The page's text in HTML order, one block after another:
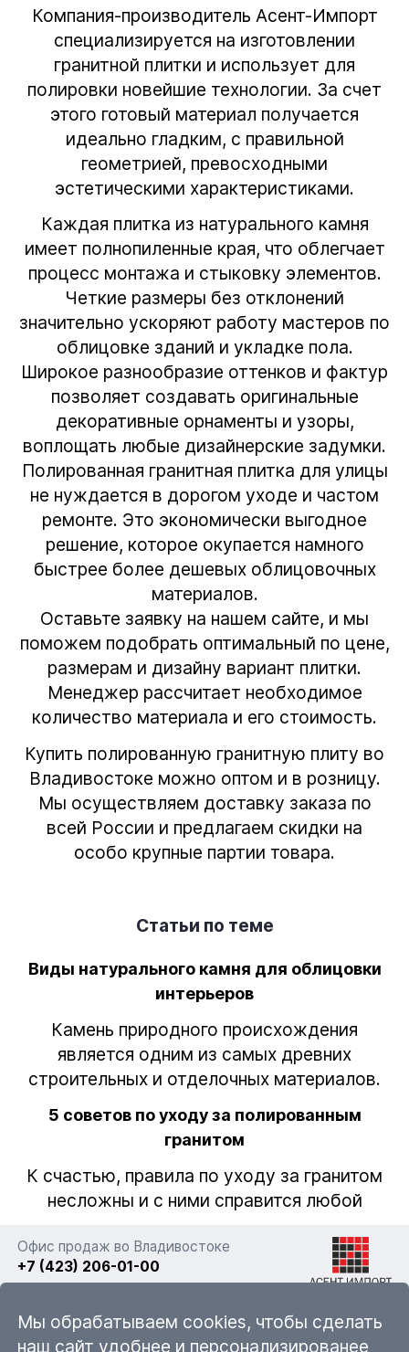
Компания-производитель Асент-Импорт
специализируется на изготовлении
гранитной плитки и использует для
полировки новейшие технологии. За счет
этого готовый материал получается
идеально гладким, с правильной
геометрией, превосходными
эстетическими характеристиками.
Каждая плитка из натурального камня
имеет полнопиленные края, что облегчает
процесс монтажа и стыковку элементов.
Четкие размеры без отклонений
значительно ускоряют работу мастеров по
облицовке зданий и укладке пола.
Широкое разнообразие оттенков и фактур
позволяет создавать оригинальные
декоративные орнаменты и узоры,
воплощать любые дизайнерские задумки.
Полированная гранитная плитка для улицы
не нуждается в дорогом уходе и частом
ремонте. Это экономически выгодное
решение, которое окупается намного
быстрее более дешевых облицовочных
материалов.
Оставьте заявку на нашем сайте, и мы
поможем подобрать оптимальный по цене,
размерам и дизайну вариант плитки.
Менеджер рассчитает необходимое
количество материала и его стоимость.
Купить полированную гранитную плиту во
Владивостоке можно оптом и в розницу.
Мы осуществляем доставку заказа по
всей России и предлагаем скидки на
особо крупные партии товара.
Статьи по теме
Виды натурального камня для облицовки
интерьеров
Камень природного происхождения
является одним из самых древних
строительных и отделочных материалов.
5 советов по уходу за полированным
гранитом
К счастью, правила по уходу за гранитом
несложны и с ними справится любой
Офис продаж во Владивостоке
+7 (423) 206-01-00
Мы обрабатываем cookies, чтобы сделать
наш сайт удобнее и персонализированее